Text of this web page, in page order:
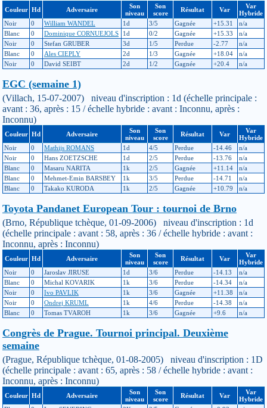
Couleur Hd Adversaire
Son
niveau
Son
score
Résultat Var
Var
Hybride
Noir
0 William WANDEL 1d 3/5 Gagnée +15.31
n/a
Blanc
0 Dominique CORNUEJOLS 1d 0/2 Gagnée +15.33
n/a
Noir
0 Stefan GRUBER 3d 1/5 Perdue -2.77
n/a
Blanc
0 Ales CIEPLY 2d 1/3 Gagnée +18.04
n/a
Noir
0 David SEIBT 2d 1/2 Gagnée +20.4 n/a
EGC (semaine 1)
(Villach, 15-07-2007) niveau d'inscription : 1d (échelle principale :
avant : 36, après : 15 / échelle hybride : avant : Inconnu, après :
Inconnu)
Couleur Hd Adversaire
Son
niveau
Son
score
Résultat Var
Var
Hybride
Noir
0 Mathijs ROMANS 1d 4/5 Perdue -14.46
n/a
Noir
0 Hans ZOETZSCHE 1d 2/5 Perdue -13.76
n/a
Blanc
0 Masaru NARITA 1k 2/5 Gagnée +11.14
n/a
Blanc
0 Mehmet-Emin BARSBEY 1k 3/5 Perdue -14.71
n/a
Blanc
0 Takako KURODA 1k 2/5 Gagnée +10.79 n/a
Toyota Pandanet European Tour : tournoi de Brno
(Brno, République tchèque, 01-09-2006) niveau d'inscription : 1d
(échelle principale : avant : 58, après : 36 / échelle hybride : avant :
Inconnu, après : Inconnu)
Couleur Hd Adversaire
Son
niveau
Son
score
Résultat Var
Var
Hybride
Noir
0 Jaroslav JIRUSE 1d 3/6 Perdue -14.13
n/a
Blanc
0 Michal KOVARIK 1k 3/6 Perdue -14.34
n/a
Noir
0 Ivo PAVLIK 1k 3/6 Gagnée +11.38
n/a
Noir
0 Ondrej KRUML 1k 4/6 Perdue -14.38
n/a
Blanc
0 Tomas TVAROH 1k 3/6 Gagnée +9.6 n/a
Congrès de Prague. Tournoi principal. Deuxième
semaine
(Prague, République tchèque, 01-08-2005) niveau d'inscription : 1D
(échelle principale : avant : 65, après : 58 / échelle hybride : avant :
Inconnu, après : Inconnu)
Couleur Hd Adversaire
Son
niveau
Son
score
Résultat Var
Var
Hybride